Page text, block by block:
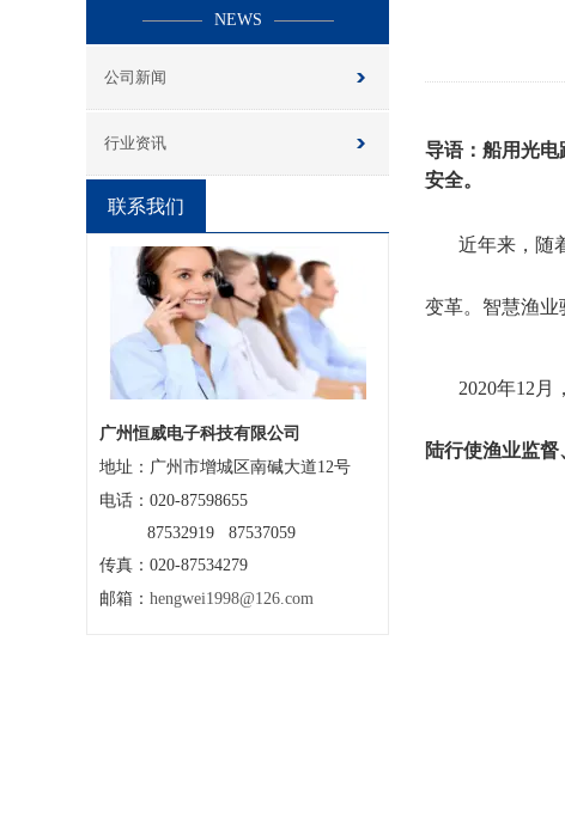
NEWS
公司新闻
行业资讯
联系我们
广州恒威电子科技有限公司
地址： 广州市增城区南碱大道12号
电话：020-87598655
87532919 87537059
传真：020-87534279
邮箱： hengwei1998@126.com
导语： 船用光电
安全。
近年来，随
变革。 智慧渔业
2020年12月，
陆行使渔业监督